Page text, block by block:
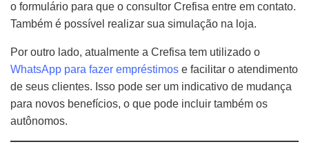
o formulário para que o consultor Crefisa entre em contato.
Também é possível realizar sua simulação na loja.
Por outro lado, atualmente a Crefisa tem utilizado o
WhatsApp para fazer empréstimos e facilitar o atendimento
de seus clientes. Isso pode ser um indicativo de mudança
para novos benefícios, o que pode incluir também os
autônomos.